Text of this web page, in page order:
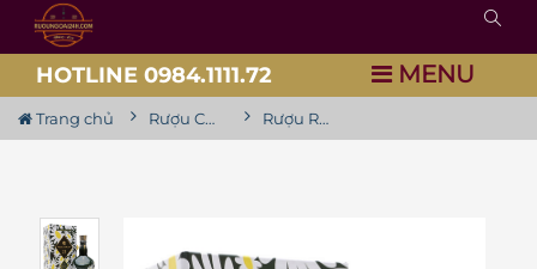
HOTLINE 0984.1111.72 MENU
Trang chủ Rượu Chivas Rượu Royal Salute 21 Year Old Richard Quinn Daisy Edition